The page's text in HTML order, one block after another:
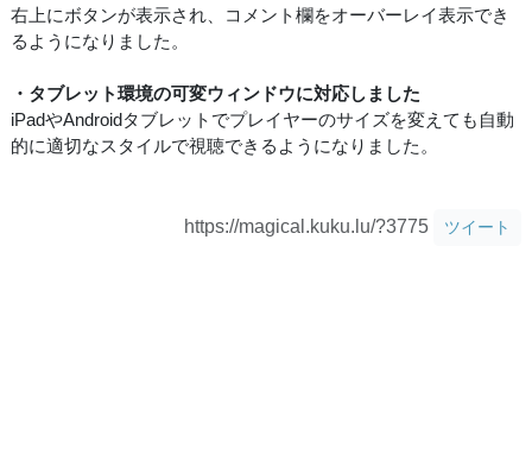
右上にボタンが表示され、コメント欄をオーバーレイ表示でき
るようになりました。
・タブレット環境の可変ウィンドウに対応しました
iPadやAndroidタブレットでプレイヤーのサイズを変えても自動
的に適切なスタイルで視聴できるようになりました。
https://magical.kuku.lu/?3775 ツイート